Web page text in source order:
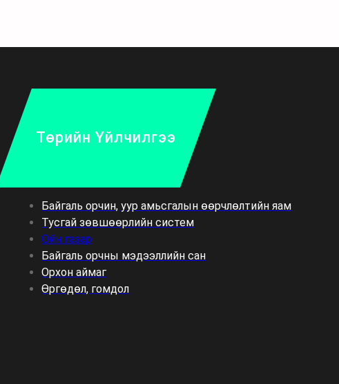
Төрийн Үйлчилгээ
Байгаль орчин, уур амьсгалын өөрчлөлтийн яам
Тусгай зөвшөөрлийн систем
Ойн газар
Байгаль орчны мэдээллийн сан
Орхон аймаг
Өргөдөл, гомдол